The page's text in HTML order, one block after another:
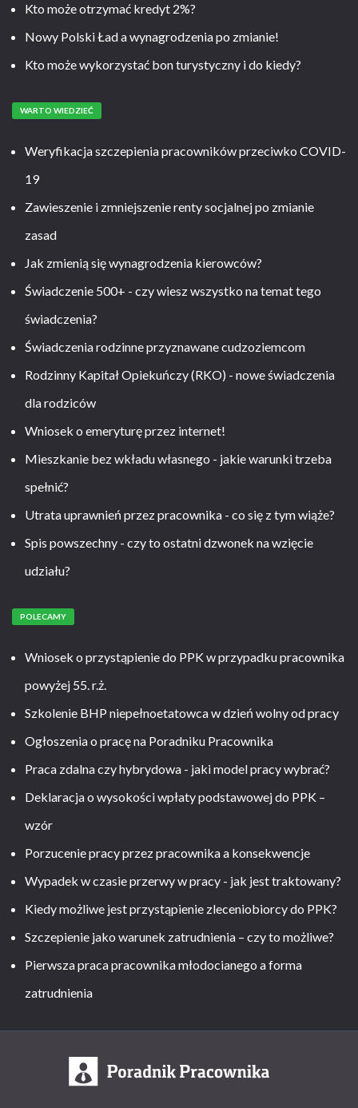
Kto może otrzymać kredyt 2%?
Nowy Polski Ład a wynagrodzenia po zmianie!
Kto może wykorzystać bon turystyczny i do kiedy?
WARTO WIEDZIEĆ
Weryfikacja szczepienia pracowników przeciwko COVID-
19
Zawieszenie i zmniejszenie renty socjalnej po zmianie
zasad
Jak zmienią się wynagrodzenia kierowców?
Świadczenie 500+ - czy wiesz wszystko na temat tego
świadczenia?
Świadczenia rodzinne przyznawane cudzoziemcom
Rodzinny Kapitał Opiekuńczy (RKO) - nowe świadczenia
dla rodziców
Wniosek o emeryturę przez internet!
Mieszkanie bez wkładu własnego - jakie warunki trzeba
spełnić?
Utrata uprawnień przez pracownika - co się z tym wiąże?
Spis powszechny - czy to ostatni dzwonek na wzięcie
udziału?
POLECAMY
Wniosek o przystąpienie do PPK w przypadku pracownika
powyżej 55. r.ż.
Szkolenie BHP niepełnoetatowca w dzień wolny od pracy
Ogłoszenia o pracę na Poradniku Pracownika
Praca zdalna czy hybrydowa - jaki model pracy wybrać?
Deklaracja o wysokości wpłaty podstawowej do PPK –
wzór
Porzucenie pracy przez pracownika a konsekwencje
Wypadek w czasie przerwy w pracy - jak jest traktowany?
Kiedy możliwe jest przystąpienie zleceniobiorcy do PPK?
Szczepienie jako warunek zatrudnienia – czy to możliwe?
Pierwsza praca pracownika młodocianego a forma
zatrudnienia